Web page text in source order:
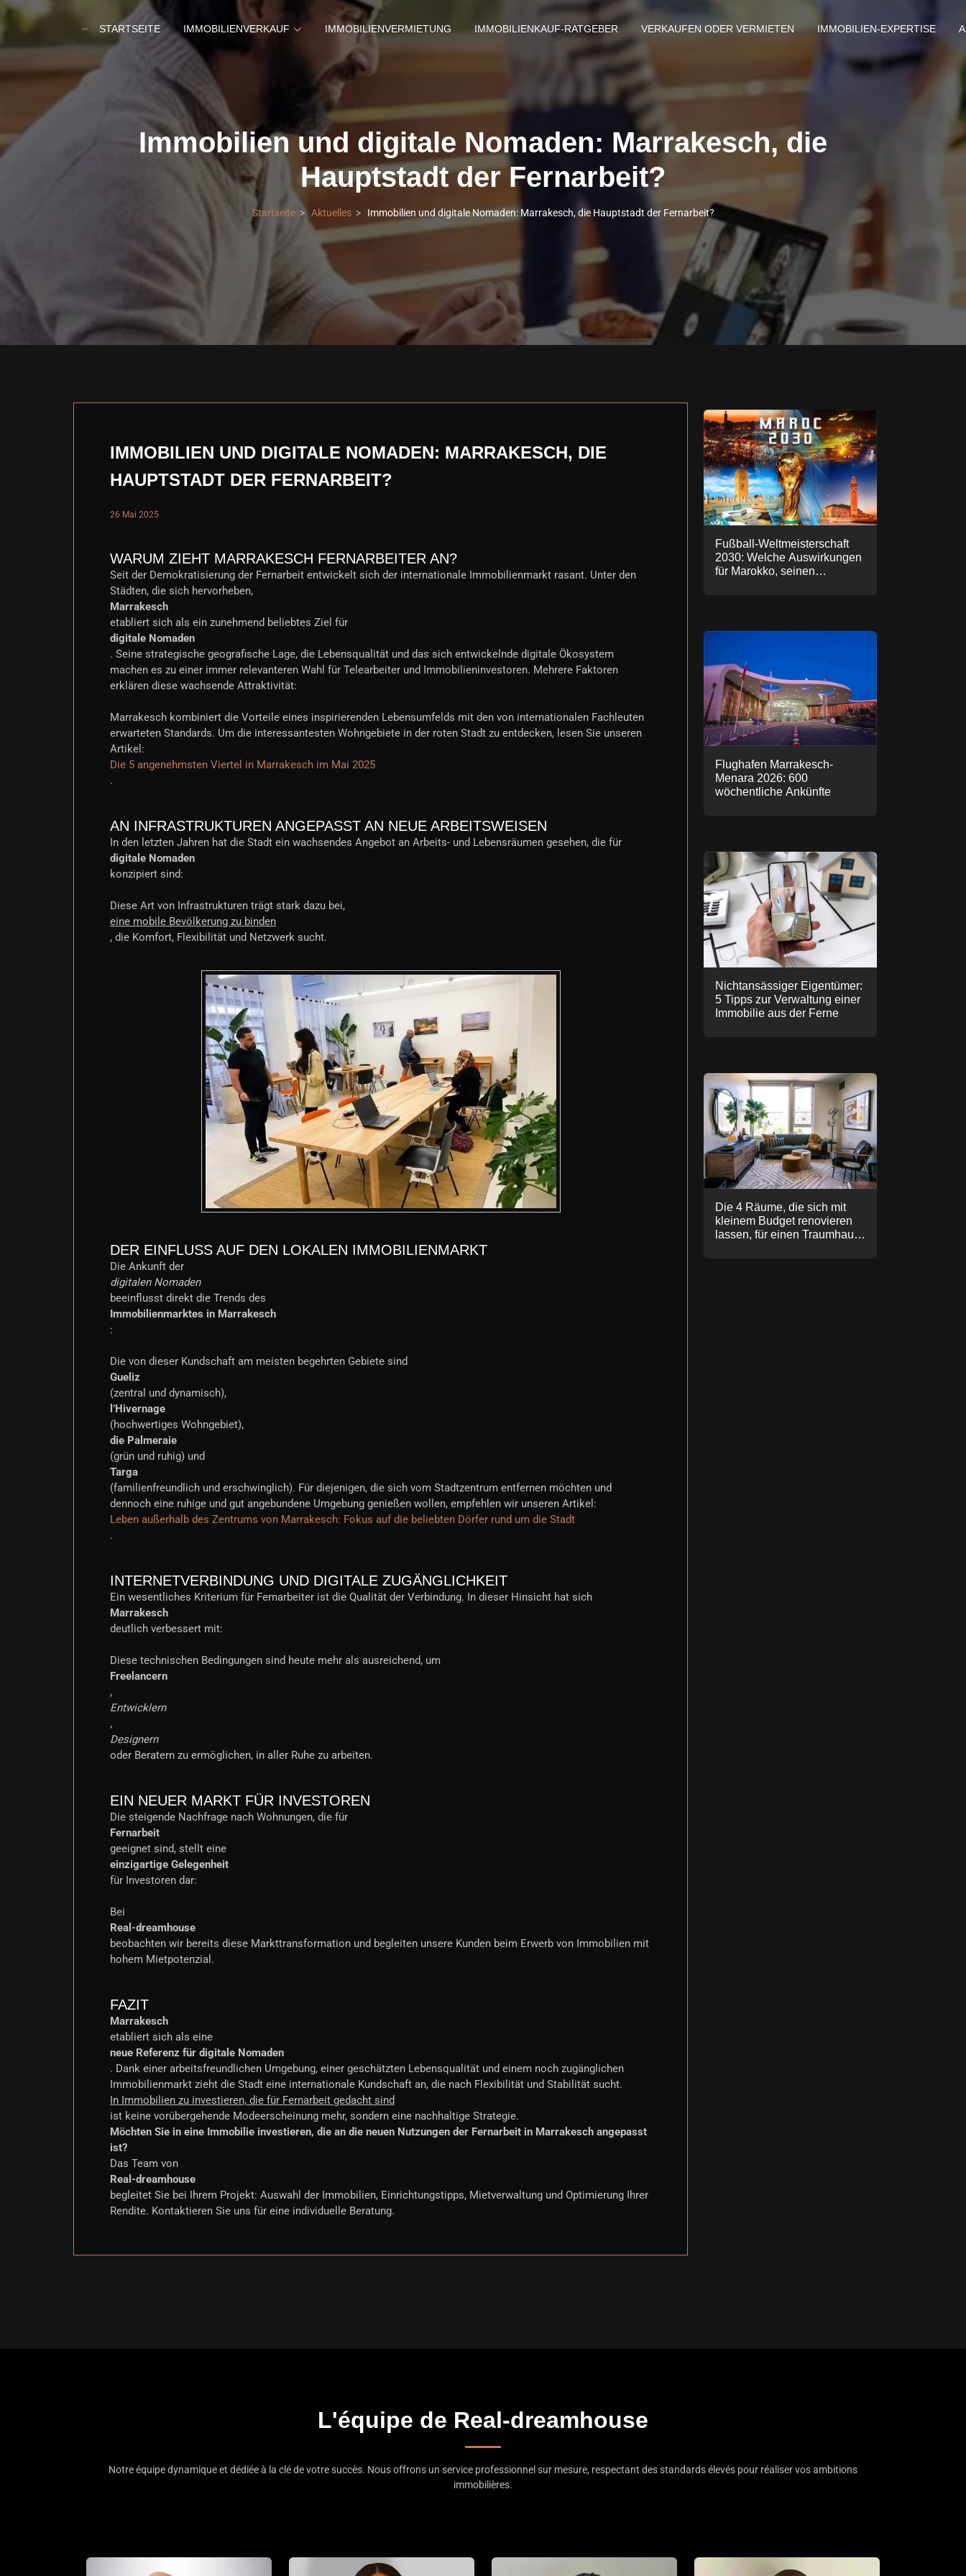
STARTSEITE IMMOBILIENVERKAUF IMMOBILIENVERMIETUNG IMMOBILIENKAUF-RATGEBER VERKAUFEN ODER VERMIETEN IMMOBILIEN-EXPERTISE
Immobilien und digitale Nomaden: Marrakesch, die
Hauptstadt der Fernarbeit?
Startseite Aktuelles Immobilien und digitale Nomaden: Marrakesch, die Hauptstadt der Fernarbeit?
IMMOBILIEN UND DIGITALE NOMADEN: MARRAKESCH, DIE
HAUPTSTADT DER FERNARBEIT?
26 Mai 2025
WARUM ZIEHT MARRAKESCH FERNARBEITER AN?
Seit der Demokratisierung der Fernarbeit entwickelt sich der internationale Immobilienmarkt rasant. Unter den
Städten, die sich hervorheben,
Marrakesch
etabliert sich als ein zunehmend beliebtes Ziel für
digitale Nomaden
. Seine strategische geografische Lage, die Lebensqualität und das sich entwickelnde digitale Ökosystem
machen es zu einer immer relevanteren Wahl für Telearbeiter und Immobilieninvestoren. Mehrere Faktoren
erklären diese wachsende Attraktivität:
Marrakesch kombiniert die Vorteile eines inspirierenden Lebensumfelds mit den von internationalen Fachleuten
erwarteten Standards. Um die interessantesten Wohngebiete in der roten Stadt zu entdecken, lesen Sie unseren
Artikel:
Die 5 angenehmsten Viertel in Marrakesch im Mai 2025
.
AN INFRASTRUKTUREN ANGEPASST AN NEUE ARBEITSWEISEN
In den letzten Jahren hat die Stadt ein wachsendes Angebot an Arbeits- und Lebensräumen gesehen, die für
digitale Nomaden
konzipiert sind:
Diese Art von Infrastrukturen trägt stark dazu bei,
eine mobile Bevölkerung zu binden
, die Komfort, Flexibilität und Netzwerk sucht.
DER EINFLUSS AUF DEN LOKALEN IMMOBILIENMARKT
Die Ankunft der
digitalen Nomaden
beeinflusst direkt die Trends des
Immobilienmarktes in Marrakesch
:
Die von dieser Kundschaft am meisten begehrten Gebiete sind
Gueliz
(zentral und dynamisch),
l’Hivernage
(hochwertiges Wohngebiet),
die Palmeraie
(grün und ruhig) und
Targa
(familienfreundlich und erschwinglich). Für diejenigen, die sich vom Stadtzentrum entfernen möchten und
dennoch eine ruhige und gut angebundene Umgebung genießen wollen, empfehlen wir unseren Artikel:
Leben außerhalb des Zentrums von Marrakesch: Fokus auf die beliebten Dörfer rund um die Stadt
.
INTERNETVERBINDUNG UND DIGITALE ZUGÄNGLICHKEIT
Ein wesentliches Kriterium für Fernarbeiter ist die Qualität der Verbindung. In dieser Hinsicht hat sich
Marrakesch
deutlich verbessert mit:
Diese technischen Bedingungen sind heute mehr als ausreichend, um
Freelancern
,
Entwicklern
,
Designern
oder Beratern zu ermöglichen, in aller Ruhe zu arbeiten.
EIN NEUER MARKT FÜR INVESTOREN
Die steigende Nachfrage nach Wohnungen, die für
Fernarbeit
geeignet sind, stellt eine
einzigartige Gelegenheit
für Investoren dar:
Bei
Real-dreamhouse
beobachten wir bereits diese Markttransformation und begleiten unsere Kunden beim Erwerb von Immobilien mit
hohem Mietpotenzial.
FAZIT
Marrakesch
etabliert sich als eine
neue Referenz für digitale Nomaden
. Dank einer arbeitsfreundlichen Umgebung, einer geschätzten Lebensqualität und einem noch zugänglichen
Immobilienmarkt zieht die Stadt eine internationale Kundschaft an, die nach Flexibilität und Stabilität sucht.
In Immobilien zu investieren, die für Fernarbeit gedacht sind
ist keine vorübergehende Modeerscheinung mehr, sondern eine nachhaltige Strategie.
Möchten Sie in eine Immobilie investieren, die an die neuen Nutzungen der Fernarbeit in Marrakesch angepasst
ist?
Das Team von
Real-dreamhouse
begleitet Sie bei Ihrem Projekt: Auswahl der Immobilien, Einrichtungstipps, Mietverwaltung und Optimierung Ihrer
Rendite. Kontaktieren Sie uns für eine individuelle Beratung.
Fußball-Weltmeisterschaft
2030: Welche Auswirkungen
für Marokko, seinen
Flughafen Marrakesch-
Menara 2026: 600
wöchentliche Ankünfte
Nichtansässiger Eigentümer:
5 Tipps zur Verwaltung einer
Immobilie aus der Ferne
Die 4 Räume, die sich mit
kleinem Budget renovieren
lassen, für einen Traumhaus-
L'équipe de Real-dreamhouse
Notre équipe dynamique et dédiée à la clé de votre succès. Nous offrons un service professionnel sur mesure, respectant des standards élevés pour réaliser vos ambitions
immobilières.